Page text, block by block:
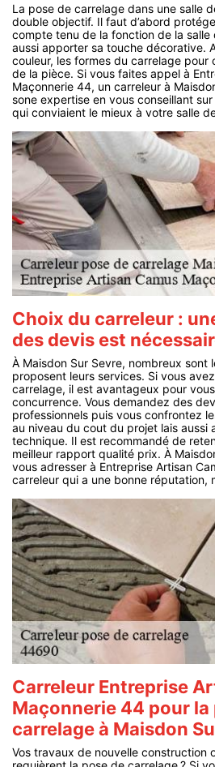
La pose de carrelage dans une salle
double objectif. Il faut d’abord
compte tenu de la fonction de la salle
aussi apporter sa touche décorative.
couleur, les formes du carrelage pour
de la pièce. Si vous faites appel à
Maçonnerie 44, un carreleur à
sone expertise en vous conseillant
qui conviaient le mieux à votre salle
Choix du carreleur :
des devis est
À Maisdon Sur Sevre, nombreux sont
proposent leurs services. Si vous
carrelage, il est avantageux pour
concurrence. Vous demandez des
professionnels puis vous confrontez
au niveau du cout du projet lais aussi
technique. Il est recommandé de
meilleur rapport qualité prix. À
vous adresser à Entreprise Artisan
carreleur qui a une bonne réputation,
Carreleur Entreprise
Maçonnerie 44 pour la
carrelage à Maisdon
Vos travaux de nouvelle construction